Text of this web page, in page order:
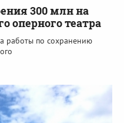
300 млн на
оперного театра
работы по сохранению